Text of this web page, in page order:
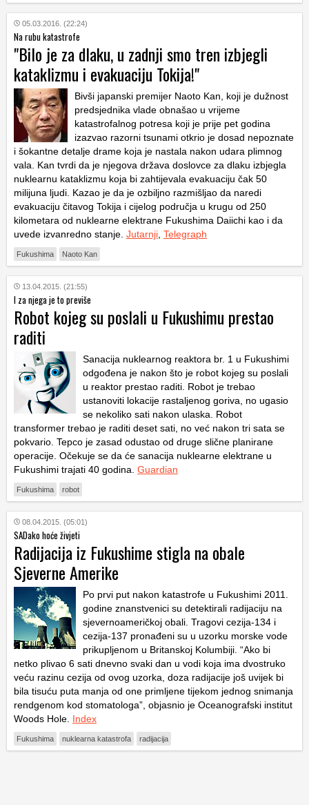
05.03.2016. (22:24)
Na rubu katastrofe
"Bilo je za dlaku, u zadnji smo tren izbjegli
kataklizmu i evakuaciju Tokija!"
Bivši japanski premijer Naoto Kan, koji je dužnost
predsjednika vlade obnašao u vrijeme
katastrofalnog potresa koji je prije pet godina
izazvao razorni tsunami otkrio je dosad nepoznate
i šokantne detalje drame koja je nastala nakon udara plimnog
vala. Kan tvrdi da je njegova država doslovce za dlaku izbjegla
nuklearnu kataklizmu koja bi zahtijevala evakuaciju čak 50
milijuna ljudi. Kazao je da je ozbiljno razmišljao da naredi
evakuaciju čitavog Tokija i cijelog područja u krugu od 250
kilometara od nuklearne elektrane Fukushima Daiichi kao i da
uvede izvanredno stanje. Jutarnji, Telegraph
Fukushima Naoto Kan
13.04.2015. (21:55)
I za njega je to previše
Robot kojeg su poslali u Fukushimu prestao
raditi
Sanacija nuklearnog reaktora br. 1 u Fukushimi
odgođena je nakon što je robot kojeg su poslali
u reaktor prestao raditi. Robot je trebao
ustanoviti lokacije rastaljenog goriva, no ugasio
se nekoliko sati nakon ulaska. Robot
transformer trebao je raditi deset sati, no već nakon tri sata se
pokvario. Tepco je zasad odustao od druge slične planirane
operacije. Očekuje se da će sanacija nuklearne elektrane u
Fukushimi trajati 40 godina. Guardian
Fukushima robot
08.04.2015. (05:01)
SADako hoće živjeti
Radijacija iz Fukushime stigla na obale
Sjeverne Amerike
Po prvi put nakon katastrofe u Fukushimi 2011.
godine znanstvenici su detektirali radijaciju na
sjevernoameričkoj obali. Tragovi cezija-134 i
cezija-137 pronađeni su u uzorku morske vode
prikupljenom u Britanskoj Kolumbiji. “Ako bi
netko plivao 6 sati dnevno svaki dan u vodi koja ima dvostruko
veću razinu cezija od ovog uzorka, doza radijacije još uvijek bi
bila tisuću puta manja od one primljene tijekom jednog snimanja
rendgenom kod stomatologa”, objasnio je Oceanografski institut
Woods Hole. Index
Fukushima nuklearna katastrofa radijacija